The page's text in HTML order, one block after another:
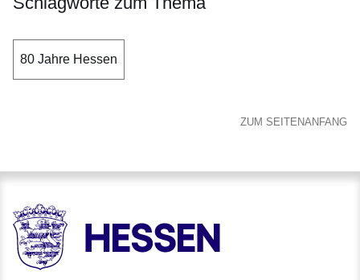
80 Jahre Hessen
ZUM SEITENANFANG
HESSEN - Hessische Landesregierung